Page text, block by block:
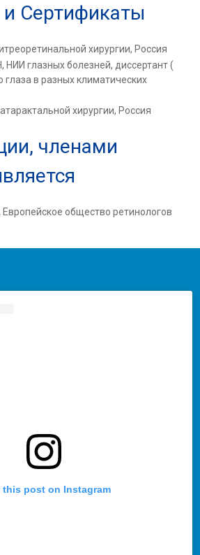
Сертификаты
хирургии, Россия
глазных болезней, диссертант (
глаза в разных климатических
хирургии, Россия
членами
Европейское общество ретинологов
this post on Instagram